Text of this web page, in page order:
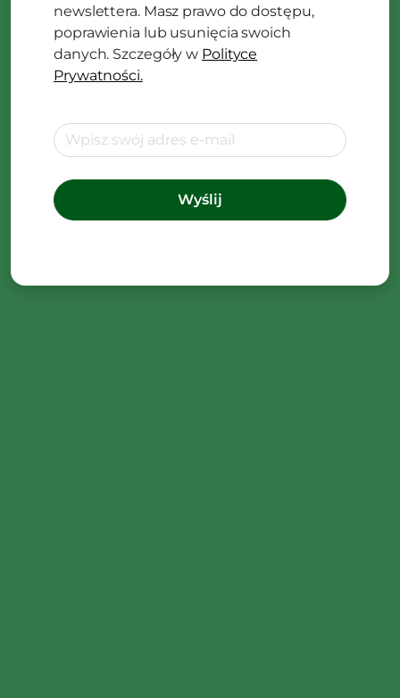
newslettera. Masz prawo do dostępu,
poprawienia lub usunięcia swoich
danych. Szczegóły w Polityce
Prywatności.